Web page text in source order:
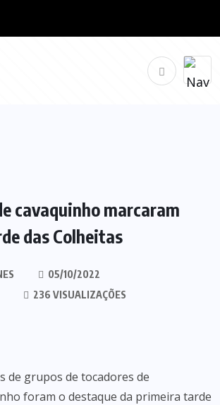
cavaquinho marcaram
das Colheitas
05/10/2022
236 VISUALIZAÇÕES
de grupos de tocadores de
foram o destaque da primeira tarde